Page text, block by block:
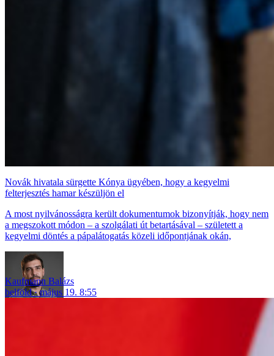
Novák hivatala sürgette Kónya ügyében, hogy a kegyelmi
felterjesztés hamar készüljön el
A most nyilvánosságra került dokumentumok bizonyítják, hogy nem
a megszokott módon – a szolgálati út betartásával – született a
kegyelmi döntés a pápalátogatás közeli időpontjának okán,
Kaufmann Balázs
belföld
május 19. 8:55